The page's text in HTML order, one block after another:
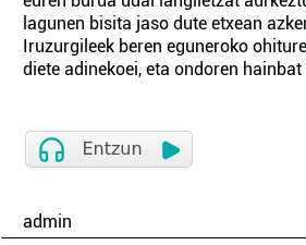
lagunen bisita jaso dute etxean
Iruzurgileek beren eguneroko
diete adinekoei, eta ondoren hainbat
admin